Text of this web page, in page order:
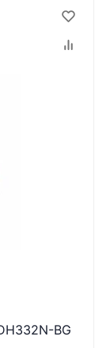
BG